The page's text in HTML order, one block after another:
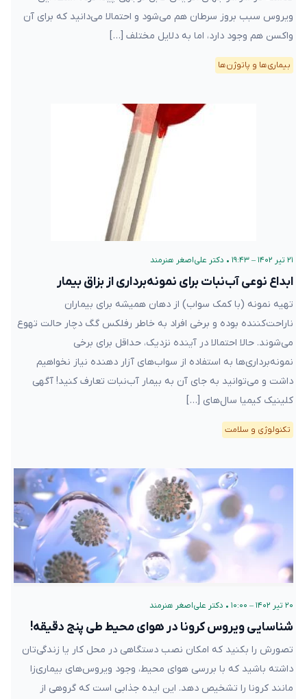
ویروس سبب بروز سرطان هم می‌شود و احتمالا می‌دانید که برای آن
واکسن هم وجود دارد، اما به دلایل مختلف […]
بیماری‌ها و پاتوژن‌ها
۲۱ تیر ۱۴۰۲ – ۱۹:۴۳ • دکتر علی‌اصغر هنرمند
ابداع نوعی آب‌نبات برای نمونه‌برداری از بزاق بیمار
تهیه نمونه (با کمک سواب) از دهان همیشه برای بیماران
ناراحت‌کننده بوده و برخی افراد به خاطر رفلکس گگ دچار حالت تهوع
می‌شوند. حالا احتمالا در آینده نزدیک، حداقل برای برخی
نمونه‌برداری‌ها به استفاده از سواب‌های آزار دهنده نیاز نخواهیم
داشت و می‌توانید به جای آن به بیمار آب‌نبات تعارف کنید! آگهی
کلینیک کیمیا سال‌های […]
تکنولوژی و سلامت
۲۰ تیر ۱۴۰۲ – ۱۰:۰۰ • دکتر علی‌اصغر هنرمند
شناسایی ویروس کرونا در هوای محیط طی پنج دقیقه!
تصورش را بکنید که امکان نصب دستگاهی در محل کار یا زندگی‌تان
داشته‌ باشید که با بررسی هوای محیط، وجود ویروس‌های بیماری‌زا
مانند کرونا را تشخیص دهد. این ایده‌ جذابی است که گروهی از